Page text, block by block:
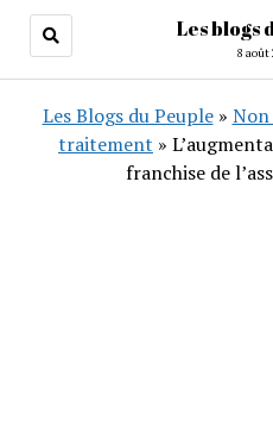
Les blogs
8 août
Les Blogs du Peuple»
traitement »
franchise de